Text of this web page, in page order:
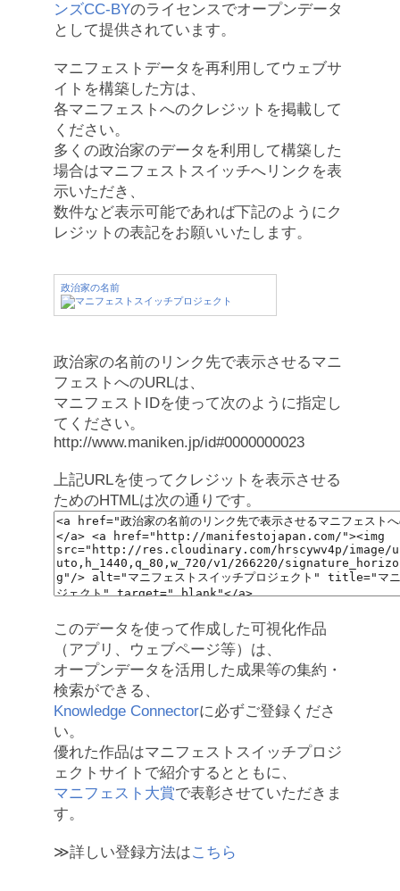
ンズCC-BYのライセンスでオープンデータ
として提供されています。
マニフェストデータを再利用してウェブサ
イトを構築した方は、
各マニフェストへのクレジットを掲載して
ください。
多くの政治家のデータを利用して構築した
場合はマニフェストスイッチへリンクを表
示いただき、
数件など表示可能であれば下記のようにク
レジットの表記をお願いいたします。
政治家の名前
政治家の名前のリンク先で表示させるマニ
フェストへのURLは、
マニフェストIDを使って次のように指定し
てください。
http://www.maniken.jp/id#0000000023
上記URLを使ってクレジットを表示させる
ためのHTMLは次の通りです。
このデータを使って作成した可視化作品
（アプリ、ウェブページ等）は、
オープンデータを活用した成果等の集約・
検索ができる、
Knowledge Connectorに必ずご登録くださ
い。
優れた作品はマニフェストスイッチプロジ
ェクトサイトで紹介するとともに、
マニフェスト大賞で表彰させていただきま
す。
≫詳しい登録方法はこちら